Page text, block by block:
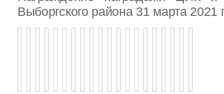
Выборгского района 31 марта 2021